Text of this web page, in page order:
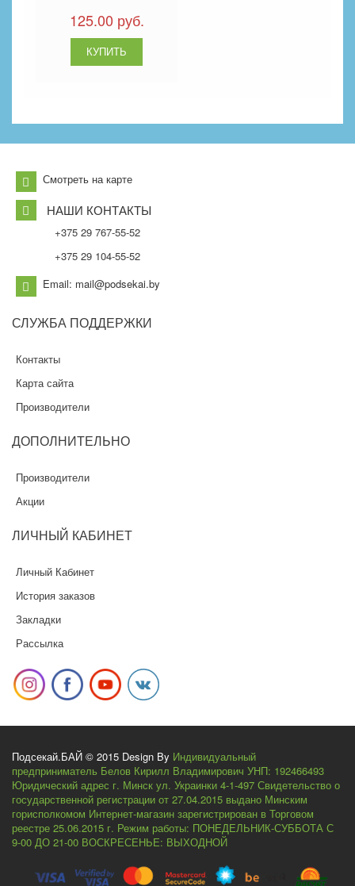
125.00 руб.
Смотреть на карте
НАШИ КОНТАКТЫ
+375 29 767-55-52
+375 29 104-55-52
Email: mail@podsekai.by
СЛУЖБА ПОДДЕРЖКИ
Контакты
Карта сайта
Производители
ДОПОЛНИТЕЛЬНО
Производители
Акции
ЛИЧНЫЙ КАБИНЕТ
Личный Кабинет
История заказов
Закладки
Рассылка
Подсекай.БАЙ © 2015 Design By Индивидуальный
предприниматель Белов Кирилл Владимирович УНП: 192466493
Юридический адрес г. Минск ул. Украинки 4-1-497 Свидетельство о
государственной регистрации от 27.04.2015 выдано Минским
горисполкомом Интернет-магазин зарегистрирован в Торговом
реестре 25.06.2015 г. Режим работы: ПОНЕДЕЛЬНИК-СУББОТА С
9-00 ДО 21-00 ВОСКРЕСЕНЬЕ: ВЫХОДНОЙ